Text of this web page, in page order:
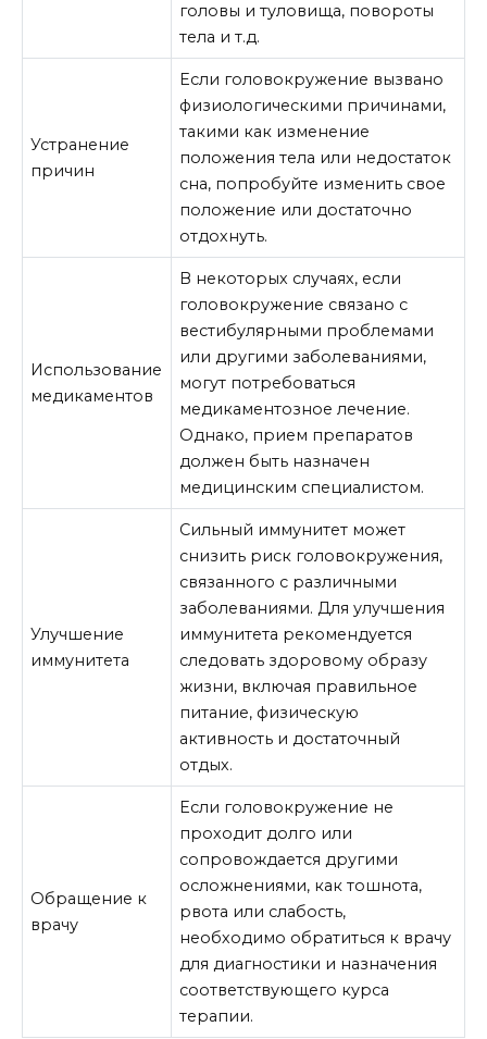
головы и туловища, повороты
тела и т.д.
Устранение
причин
Если головокружение вызвано
физиологическими причинами,
такими как изменение
положения тела или недостаток
сна, попробуйте изменить свое
положение или достаточно
отдохнуть.
Использование
медикаментов
В некоторых случаях, если
головокружение связано с
вестибулярными проблемами
или другими заболеваниями,
могут потребоваться
медикаментозное лечение.
Однако, прием препаратов
должен быть назначен
медицинским специалистом.
Улучшение
иммунитета
Сильный иммунитет может
снизить риск головокружения,
связанного с различными
заболеваниями. Для улучшения
иммунитета рекомендуется
следовать здоровому образу
жизни, включая правильное
питание, физическую
активность и достаточный
отдых.
Обращение к
врачу
Если головокружение не
проходит долго или
сопровождается другими
осложнениями, как тошнота,
рвота или слабость,
необходимо обратиться к врачу
для диагностики и назначения
соответствующего курса
терапии.